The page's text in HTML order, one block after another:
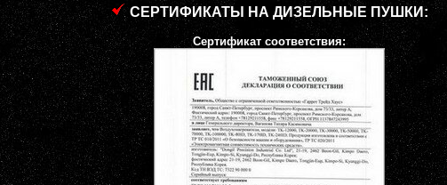
СЕРТИФИКАТЫ НА ДИЗЕЛЬНЫЕ ПУШКИ:
Сертификат соответствия: